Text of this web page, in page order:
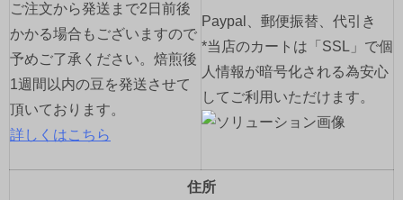
ご注文から発送まで2日前後
かかる場合もございますので
予めご了承ください。焙煎後
1週間以内の豆を発送させて
頂いております。
詳しくはこちら
Paypal、郵便振替、代引き
*当店のカートは「SSL」で個
人情報が暗号化される為安心
してご利用いただけます。
住所